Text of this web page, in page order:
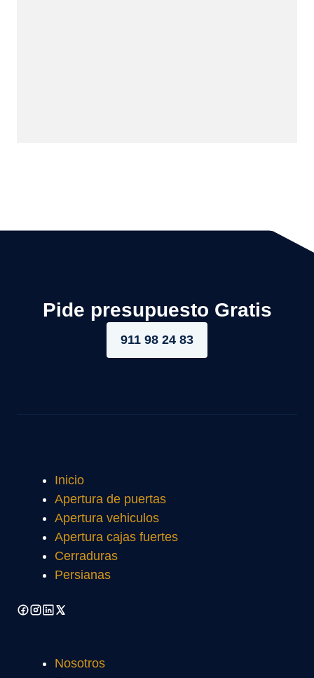
Pide presupuesto Gratis
911 98 24 83
Inicio
Apertura de puertas
Apertura vehiculos
Apertura cajas fuertes
Cerraduras
Persianas
Nosotros